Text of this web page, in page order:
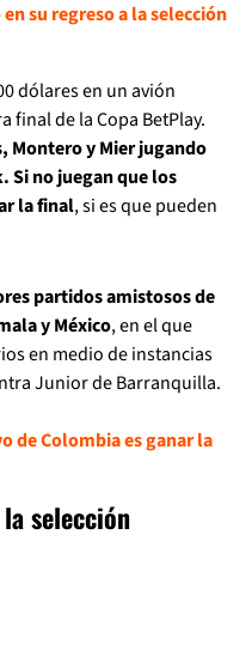
su regreso a la selección
dólares en un avión
final de la Copa BetPlay.
Montero y Mier jugando
Si no juegan que los
la final, si es que pueden
partidos amistosos de
y México, en el que
en medio de instancias
Junior de Barranquilla.
de Colombia es ganar la
selección